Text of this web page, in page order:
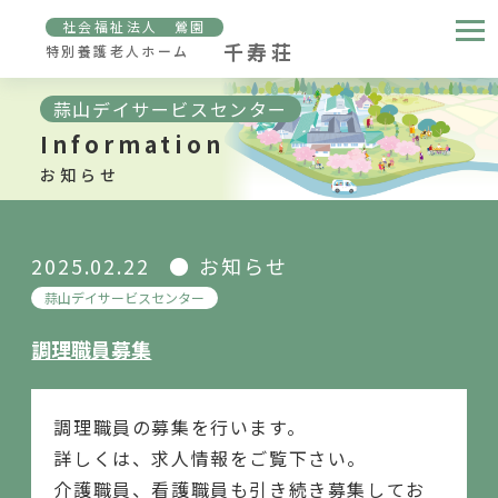
社会福祉法人 鶯園
特別養護老人ホーム
千寿荘
蒜山デイサービスセンター
Information
お知らせ
2025.02.22 お知らせ
蒜山デイサービスセンター
調理職員募集
調理職員の募集を行います。
詳しくは、求人情報をご覧下さい。
介護職員、看護職員も引き続き募集してお